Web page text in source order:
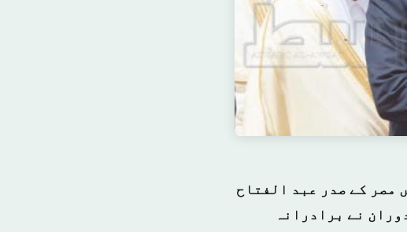
مصر کے صدر عبد الفتاح
نے برادرانہ